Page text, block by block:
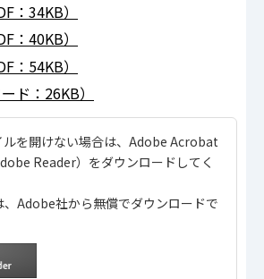
：34KB）
：40KB）
：54KB）
ド：26KB）
ルを開けない場合は、Adobe Acrobat
Reader）をダウンロードしてく
、Adobe社から無償でダウンロードで